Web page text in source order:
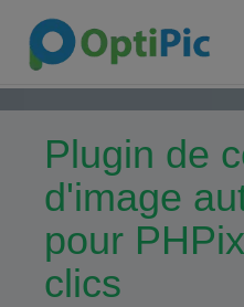
Plugin de
d'image
pour
clics